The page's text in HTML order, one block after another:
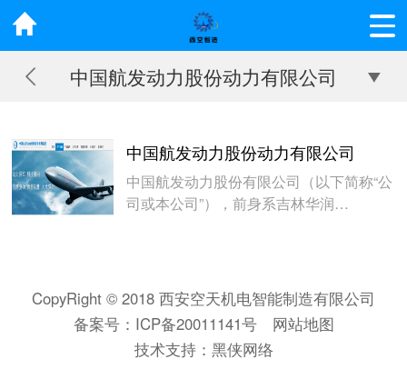
中国航发动力股份动力有限公司
中国航发动力股份动力有限公司
中国航发动力股份有限公司（以下简称“公
司或本公司”），前身系吉林华润…
CopyRight © 2018 西安空天机电智能制造有限公司
备案号： ICP备20011141号
网站地图
技术支持： 黑侠网络